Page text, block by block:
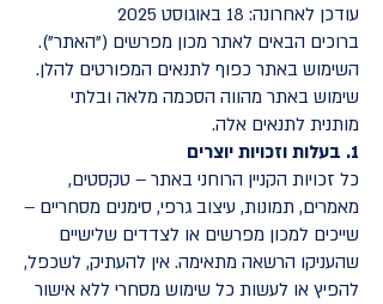
עודכן לאחרונה: 18 באוגוסט 2025
ברוכים הבאים לאתר מכון מפרשים ("האתר").
השימוש באתר כפוף לתנאים המפורטים להלן.
שימוש באתר מהווה הסכמה מלאה ובלתי
מותנית לתנאים אלה.
1. בעלות וזכויות יוצרים
כל זכויות הקניין הרוחני באתר – טקסטים,
מאמרים, תמונות, עיצוב גרפי, סימנים מסחריים –
שייכים למכון מפרשים או לצדדים שלישיים
שהעניקו הרשאה מתאימה. אין להעתיק, לשכפל,
להפיץ או לעשות כל שימוש מסחרי ללא אישור